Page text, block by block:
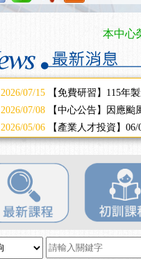
本中心榮獲
2025/06/06【進修課程】～～前
【進修課程】要怎麼
2025/01/21
「高壓氣體製造安全
訓測驗
2025/01/15【線上課程】碳中和
2026/07/15 【免費研習】115年
2026/07/08 【中心公告】因應颱
2026/05/06 【產業人才投資】
2026/04/24【製程安全評估人員
2025/11/11【中心公告】颱風假
2025/11/10
【中心公告】因應颱
2025/10/30
【進修課程】2026年
2025/08/20【進修課程】SDS格
2025/08/12【中心公告】因應颱
2025/07/06
【中心公告】颱風假